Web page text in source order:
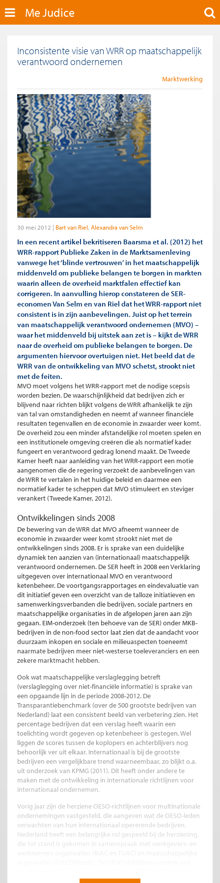
Me Judice
Inconsistente visie van WRR op maatschappelijk
verantwoord ondernemen
Marktwerking
30 mei 2012 Bart van Riel Alexandra van Selm
In een recent artikel bekritiseren Baarsma et al. (2012) het
WRR-rapport Publieke Zaken in de Marktsamenleving
vanwege het ‘blinde vertrouwen’ in het maatschappelijk
middenveld om publieke belangen te borgen in markten
waarin alleen de overheid marktfalen effectief kan
corrigeren. In aanvulling hierop constateren de SER-
economen Van Selm en van Riel dat het WRR-rapport niet
consistent is in zijn aanbevelingen. Juist op het terrein
van maatschappelijk verantwoord ondernemen (MVO) –
waar het middenveld bij uitstek aan zet is – kijkt de WRR
naar de overheid om publieke belangen te borgen. De
argumenten hiervoor overtuigen niet. Het beeld dat de
WRR van de ontwikkeling van MVO schetst, strookt niet
met de feiten.
MVO moet volgens het WRR-rapport met de nodige scepsis
worden bezien. De waarschijnlijkheid dat bedrijven zich er
blijvend naar richten blijkt volgens de WRR afhankelijk te zijn
van tal van omstandigheden en neemt af wanneer financiële
resultaten tegenvallen en de economie in zwaarder weer komt.
De overheid zou een minder afstandelijke rol moeten spelen en
een institutionele omgeving creëren die als normatief kader
fungeert en verantwoord gedrag lonend maakt. De Tweede
Kamer heeft naar aanleiding van het WRR-rapport een motie
aangenomen die de regering verzoekt de aanbevelingen van
de WRR te vertalen in het huidige beleid en daarmee een
normatief kader te scheppen dat MVO stimuleert en steviger
verankert (Tweede Kamer, 2012).
Ontwikkelingen sinds 2008
De bewering van de WRR dat MVO afneemt wanneer de
economie in zwaarder weer komt strookt niet met de
ontwikkelingen sinds 2008. Er is sprake van een duidelijke
dynamiek ten aanzien van (internationaal) maatschappelijk
verantwoord ondernemen. De SER heeft in 2008 een Verklaring
uitgegeven over internationaal MVO en verantwoord
ketenbeheer. De voortgangsrapportages en eindevaluatie van
dit initiatief geven een overzicht van de talloze initiatieven en
samenwerkingsverbanden die bedrijven, sociale partners en
maatschappelijke organisaties in de afgelopen jaren aan zijn
gegaan. EIM-onderzoek (ten behoeve van de SER) onder MKB-
bedrijven in de non-food sector laat zien dat de aandacht voor
duurzaam inkopen en sociale en milieuaspecten toeneemt
naarmate bedrijven meer niet-westerse toeleveranciers en een
zekere marktmacht hebben.
Ook wat maatschappelijke verslaglegging betreft
(verslaglegging over niet-financiële informatie) is sprake van
een opgaande lijn in de periode 2008-2012. De
Transparantiebenchmark (over de 500 grootste bedrijven van
Nederland) laat een consistent beeld van verbetering zien. Het
percentage bedrijven dat een verslag heeft waarin een
toelichting wordt gegeven op ketenbeheer is gestegen. Wel
liggen de scores tussen de koplopers en achterblijvers nog
behoorlijk ver uit elkaar. Internationaal is bij de grootste
bedrijven een vergelijkbare trend waarneembaar, zo blijkt o.a.
uit onderzoek van KPMG (2011). Dit heeft onder andere te
maken met de ontwikkeling in internationale richtlijnen voor
internationaal ondernemen.
Vorig jaar zijn de herziene OESO-richtlijnen voor multinationale
ondernemingen vastgesteld, die aangeven wat de OESO-leden
verwachten van hun internationaal opererende bedrijven.
Nederland heeft een belangrijke rol gespeeld bij de herziening,
die tot stand is gekomen in samenspraak met werkgevers- en
eerste te maken met de breedte van de richtlijnen: ze bevatten